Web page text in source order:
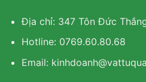
Địa chỉ: 347 Tôn Đức
Hotline: 0769.60.80.68
Email: k